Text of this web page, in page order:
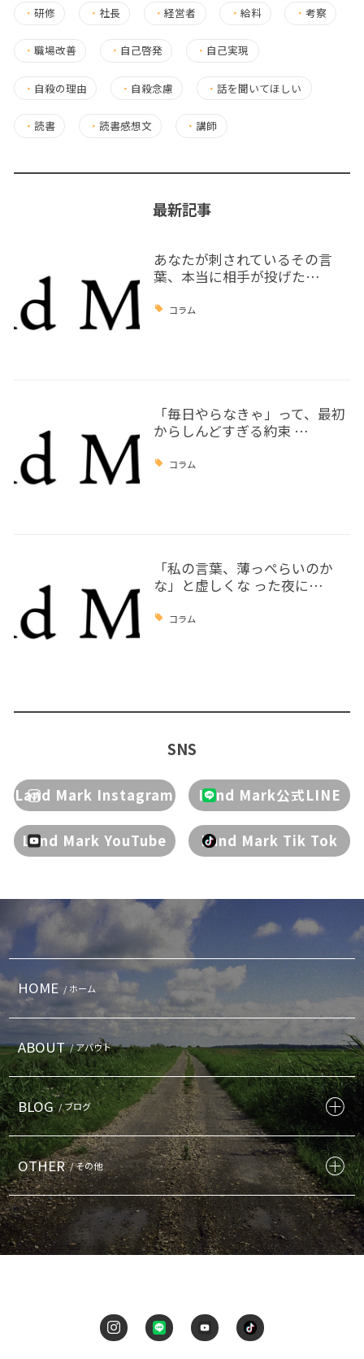
・ 研修 ・社長 ・経営者 ・ 給料 ・ 考察
・ 職場改善 ・ 自己啓発 ・ 自己実現
・ 自殺の理由 ・ 自殺念慮 ・話を聞いてほしい
・ 読書 ・読書感想文 ・ 講師
最新記事
あなたが刺されているその言
葉、本当に相手が投げた…
コラム
「毎日やらなきゃ」って、最初
からしんどすぎる約束 …
コラム
「私の言葉、薄っぺらいのか
な」と虚しくな った夜に…
コラム
SNS
Land Mark Instagram Land Mark公式LINE
Land Mark YouTube Land Mark Tik Tok
HOME / ホーム
ABOUT / アバウト
BLOG / ブログ
OTHER / その他